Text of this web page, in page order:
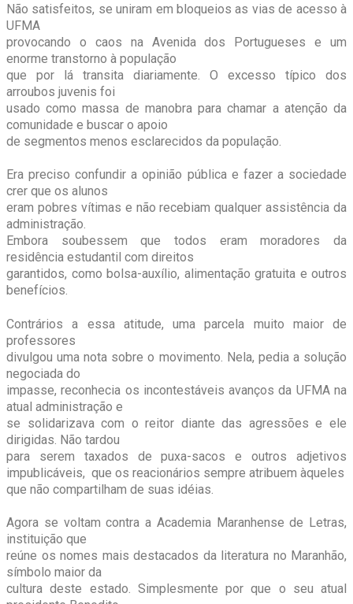
Não satisfeitos, se uniram em bloqueios as vias de acesso à
UFMA
provocando o caos na Avenida dos Portugueses e um
enorme transtorno à população
que por lá transita diariamente. O excesso típico dos
arroubos juvenis foi
usado como massa de manobra para chamar a atenção da
comunidade e buscar o apoio
de segmentos menos esclarecidos da população.
Era preciso confundir a opinião pública e fazer a sociedade
crer que os alunos
eram pobres vítimas e não recebiam qualquer assistência da
administração.
Embora soubessem que todos eram moradores da
residência estudantil com direitos
garantidos, como bolsa-auxílio, alimentação gratuita e outros
benefícios.
Contrários a essa atitude, uma parcela muito maior de
professores
divulgou uma nota sobre o movimento. Nela, pedia a solução
negociada do
impasse, reconhecia os incontestáveis avanços da UFMA na
atual administração e
se solidarizava com o reitor diante das agressões e ele
dirigidas. Não tardou
para serem taxados de puxa-sacos e outros adjetivos
impublicáveis, que os reacionários sempre atribuem àqueles
que não compartilham de suas idéias.
Agora se voltam contra a Academia Maranhense de Letras,
instituição que
reúne os nomes mais destacados da literatura no Maranhão,
símbolo maior da
cultura deste estado. Simplesmente por que o seu atual